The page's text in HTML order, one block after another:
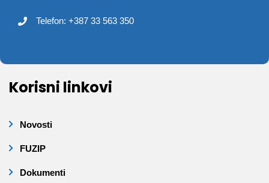
Telefon: +387 33 563 350
Korisni linkovi
Novosti
FUZIP
Dokumenti